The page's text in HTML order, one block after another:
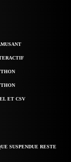
ET CSV
SUSPENDUE RESTE